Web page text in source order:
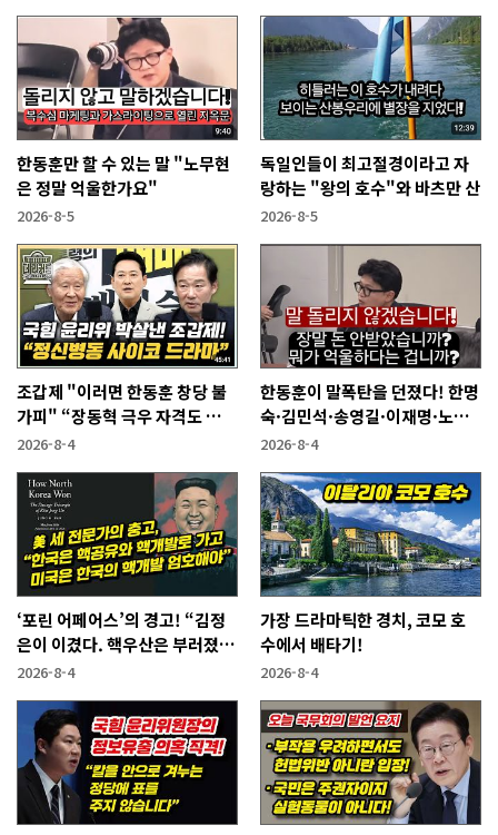
한동훈만 할 수 있는 말 "노무현
은 정말 억울한가요"
2026-8-5
독일인들이 최고절경이라고 자
랑하는 "왕의 호수"와 바츠만 산
2026-8-5
조갑제 "이러면 한동훈 창당 불
가피" “장동혁 극우 자격도 없
어...2억 쓰고 성과 없어”
2026-8-4
한동훈이 말폭탄을 던졌다! 한명
숙·김민석·송영길·이재명·노
무현에게
2026-8-4
‘포린 어페어스’의 경고! “김정
은이 이겼다. 핵우산은 부러졌
다”
2026-8-4
가장 드라마틱한 경치, 코모 호
수에서 배타기!
2026-8-4